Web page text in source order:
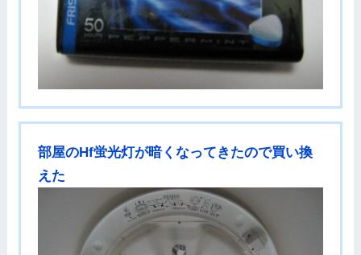
部屋のHf蛍光灯が暗くなってきたので買い換
えた